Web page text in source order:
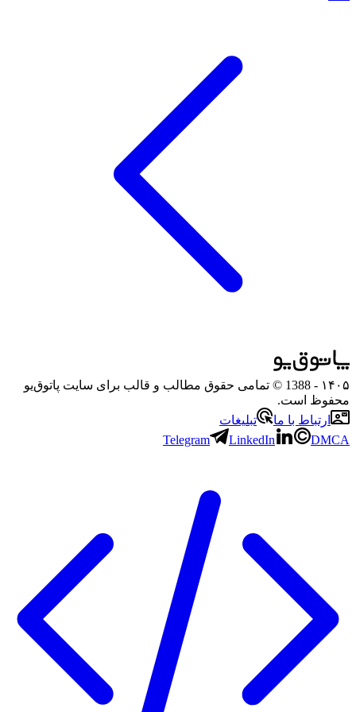
۱۴۰۵
- 1388 © تمامی حقوق مطالب و قالب برای سایت پاتوق‌یو
محفوظ است.
ارتباط با ما
تبلیغات
Telegram
LinkedIn DMCA